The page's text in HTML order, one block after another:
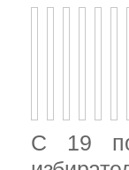
С 19 по